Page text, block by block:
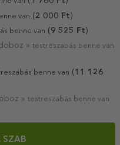
van (2 000 Ft)
benne van ( 9 525 Ft )
» testreszabás benne van
benne van ( 11 126
» testreszabás benne van
SZAB